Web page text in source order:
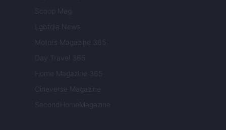
Scoop Mag
Lgbtqia News
Motors Magazine 365
Day Travel 365
Home Magazine 365
Cineverse Magazine
SecondHomeMagazine